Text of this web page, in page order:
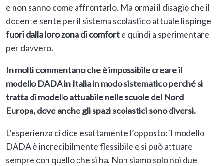
e non sanno come affrontarlo. Ma ormai il disagio che il
docente sente per il sistema scolastico attuale li spinge
fuori dalla loro zona di comforte quindi a sperimentare
per davvero.
In molti commentano che è impossibile creare il
modello DADA in Italia in modo sistematico perché si
tratta di modello attuabile nelle scuole del Nord
Europa, dove anche gli spazi scolastici sono diversi.
L’esperienza ci dice esattamente l’opposto: il modello
DADA è incredibilmente flessibile e si può attuare
sempre con quello che si ha. Non siamo solo noi due